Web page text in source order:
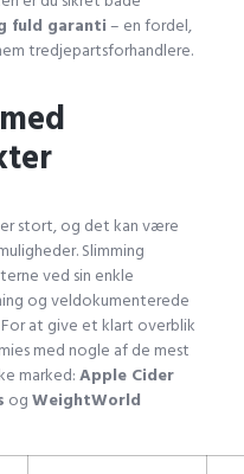
fuld garanti– en fordel,
tredjepartsforhandlere.
stort, og det kan være
Slimming
ved sin enkle
og veldokumenterede
at give et klart overblik
med nogle af de mest
marked:Apple Cider
ogWeightWorld